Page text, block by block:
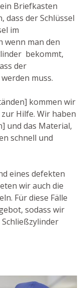
Briefkasten
dass der Schlüssel
im
wenn man den
bekommt,
der
muss.
kommen wir
Hilfe. Wir haben
und das Material,
schnell und
eines defekten
wir auch die
Für diese Fälle
sodass wir